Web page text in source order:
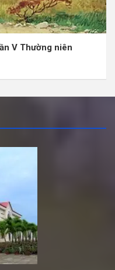
V Thường niên